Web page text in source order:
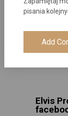
pisania
Elvis